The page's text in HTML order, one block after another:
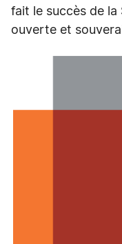
fait le succès de la
ouverte et